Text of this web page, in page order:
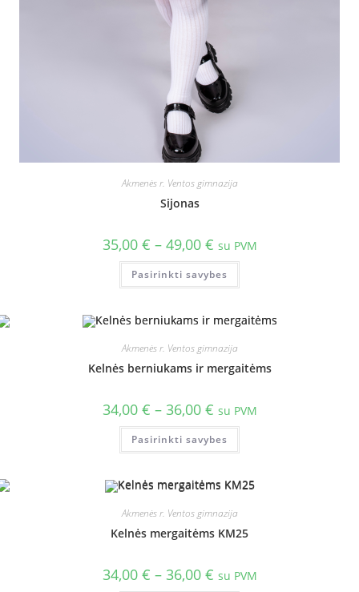
Akmenės r. Ventos gimnazija
Sijonas
35,00 € – 49,00 € su PVM
Pasirinkti savybes
Akmenės r. Ventos gimnazija
Kelnės berniukams ir mergaitėms
34,00 € – 36,00 € su PVM
Pasirinkti savybes
Akmenės r. Ventos gimnazija
Kelnės mergaitėms KM25
34,00 € – 36,00 € su PVM